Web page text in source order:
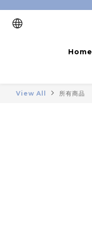
Home
View All 所有商品